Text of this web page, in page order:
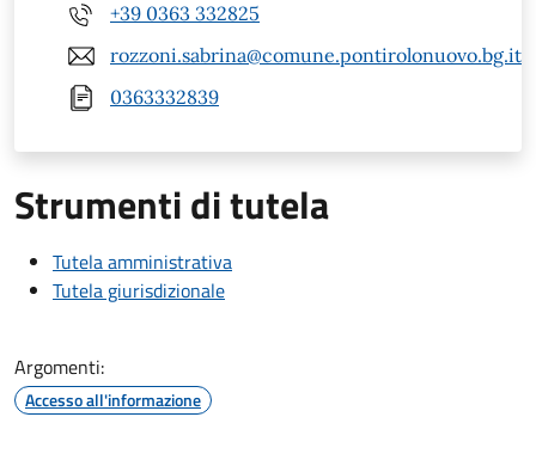
+39 0363 332825
rozzoni.sabrina@comune.pontirolonuovo.bg.it
0363332839
Strumenti di tutela
Tutela amministrativa
Tutela giurisdizionale
Argomenti:
Accesso all'informazione